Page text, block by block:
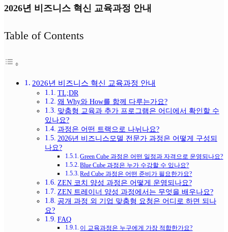
2026년 비즈니스 혁신 교육과정 안내
Table of Contents
2026년 비즈니스 혁신 교육과정 안내
TL;DR
왜 Why와 How를 함께 다루는가요?
맞춤형 교육과 추가 프로그램은 어디에서 확인할 수
있나요?
과정은 어떤 트랙으로 나뉘나요?
2026년 비즈니스모델 전문가 과정은 어떻게 구성되
나요?
Green Cube 과정은 어떤 일정과 자격으로 운영되나요?
Blue Cube 과정은 누가 수강할 수 있나요?
Red Cube 과정은 어떤 준비가 필요한가요?
ZEN 코치 양성 과정은 어떻게 운영되나요?
ZEN 트레이너 양성 과정에서는 무엇을 배우나요?
공개 과정 외 기업 맞춤형 요청은 어디로 하면 되나
요?
FAQ
이 교육과정은 누구에게 가장 적합한가요?